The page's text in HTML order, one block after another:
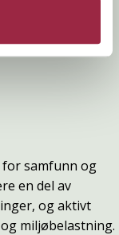
samfunn og
en del av
og aktivt
miljøbelastning.